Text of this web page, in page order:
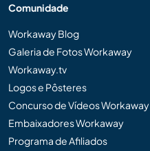
Comunidade
Workaway Blog
Galeria de Fotos Workaway
Workaway.tv
Logos e Pôsteres
Concurso de Vídeos Workaway
Embaixadores Workaway
Programa de Afiliados